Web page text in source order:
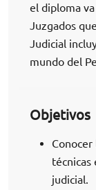
el diploma
Juzgados
Judicial
mundo del
Objetivos
técnicas
judicial.